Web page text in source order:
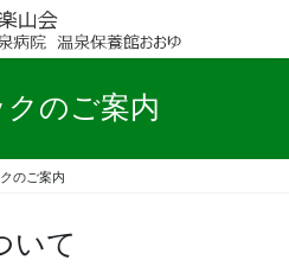
クのご案内
のご案内
いて